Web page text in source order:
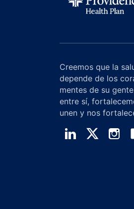
Creemos que la
depende de los
mentes de su
entre sí,
unen y nos